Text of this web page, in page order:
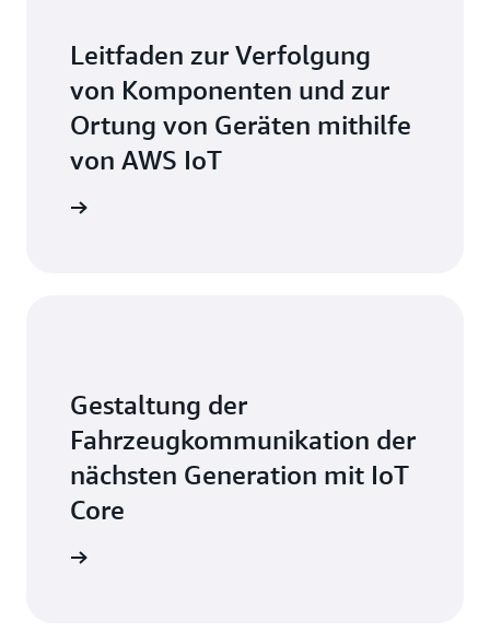
Leitfaden zur Verfolgung
von Komponenten und zur
Ortung von Geräten mithilfe
von AWS IoT
Gestaltung der
Fahrzeugkommunikation der
nächsten Generation mit IoT
Core